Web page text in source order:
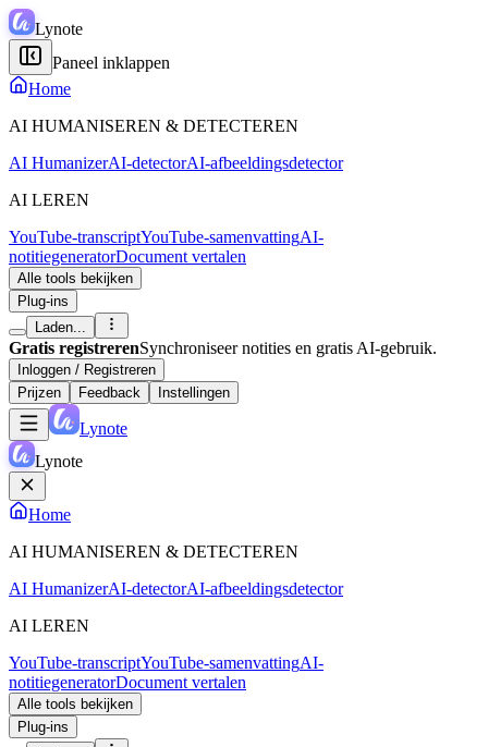
Lynote
Paneel inklappen
Home
AI HUMANISEREN & DETECTEREN
AI HumanizerAI-detectorAI-afbeeldingsdetector
AI LEREN
YouTube-transcriptYouTube-samenvattingAI-
notitiegeneratorDocument vertalen
Alle tools bekijken
Plug-ins
Laden...
Gratis registrerenSynchroniseer notities en gratis AI-gebruik.
Inloggen / Registreren
Prijzen
Feedback Instellingen
Lynote
Lynote
Home
AI HUMANISEREN & DETECTEREN
AI HumanizerAI-detectorAI-afbeeldingsdetector
AI LEREN
YouTube-transcriptYouTube-samenvattingAI-
notitiegeneratorDocument vertalen
Alle tools bekijken
Plug-ins